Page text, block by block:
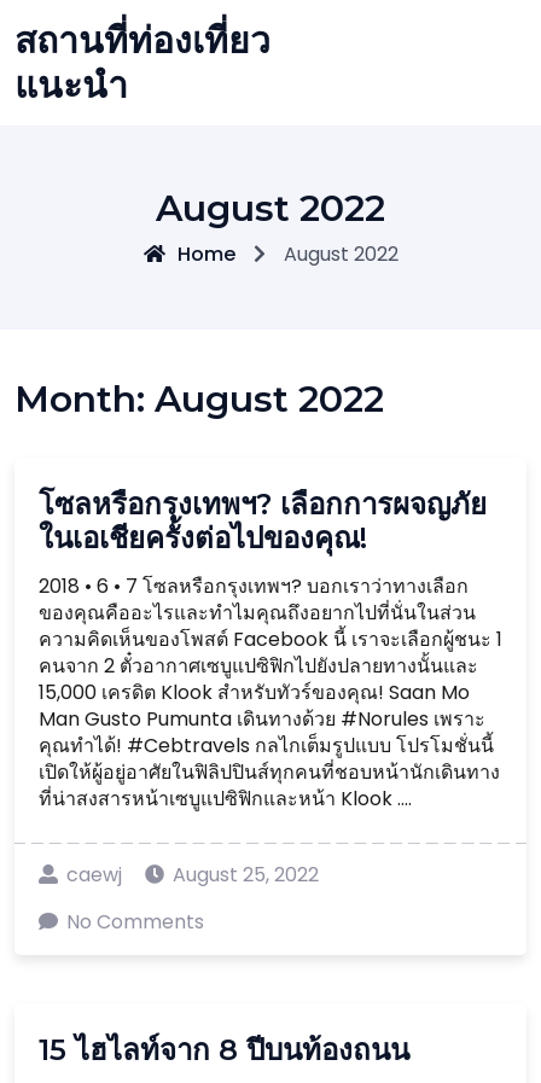
to
content
สถานที่ท่องเที่ยว
แนะนำ
August 2022
Home August 2022
Month: August 2022
โซลหรือกรุงเทพฯ? เลือกการผจญภัย
ในเอเชียครั้งต่อไปของคุณ!
2018 • 6 • 7 โซลหรือกรุงเทพฯ? บอกเราว่าทางเลือก
ของคุณคืออะไรและทำไมคุณถึงอยากไปที่นั่นในส่วน
ความคิดเห็นของโพสต์ Facebook นี้ เราจะเลือกผู้ชนะ 1
คนจาก 2 ตั๋วอากาศเซบูแปซิฟิกไปยังปลายทางนั้นและ
15,000 เครดิต Klook สำหรับทัวร์ของคุณ! Saan Mo
Man Gusto Pumunta เดินทางด้วย #Norules เพราะ
คุณทำได้! #Cebtravels กลไกเต็มรูปแบบ โปรโมชั่นนี้
เปิดให้ผู้อยู่อาศัยในฟิลิปปินส์ทุกคนที่ชอบหน้านักเดินทาง
ที่น่าสงสารหน้าเซบูแปซิฟิกและหน้า Klook ....
caewj
August 25, 2022
No Comments
15 ไฮไลท์จาก 8 ปีบนท้องถนน